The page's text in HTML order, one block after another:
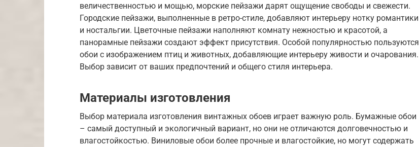
величественностью и мощью, морские пейзажи дарят ощущение свободы и свежести.
Городские пейзажи, выполненные в ретро-стиле, добавляют интерьеру нотку романтики
и ностальгии. Цветочные пейзажи наполняют комнату нежностью и красотой, а
панорамные пейзажи создают эффект присутствия. Особой популярностью пользуются
обои с изображением птиц и животных, добавляющие интерьеру живости и очарования.
Выбор зависит от ваших предпочтений и общего стиля интерьера.
Материалы изготовления
Выбор материала изготовления винтажных обоев играет важную роль. Бумажные обои
– самый доступный и экологичный вариант, но они не отличаются долговечностью и
влагостойкостью. Виниловые обои более прочные и влагостойкие, но могут содержать